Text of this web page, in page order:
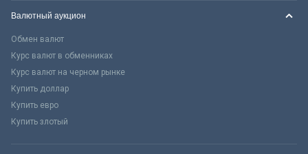
Валютный аукцион
Обмен валют
Курс валют в обменниках
Курс валют на черном рынке
Купить доллар
Купить евро
Купить злотый